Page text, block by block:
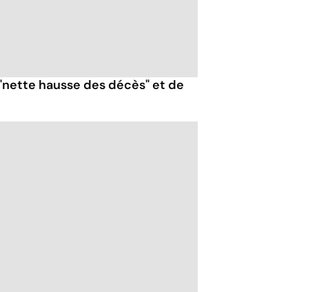
hausse des décès" et de